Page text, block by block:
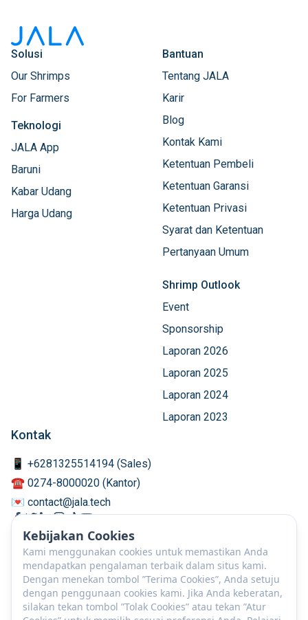
Kebijakan Cookies
Kami menggunakan cookies untuk memastikan Anda
mendapatkan pengalaman terbaik dalam situs kami.
Dengan menekan tombol ”Terima Cookies”, Anda setuju
dengan penggunaan cookies kami. Jika Anda keberatan,
silakan tekan tombol ”Tolak Cookies” atau tekan ”Atur
Solusi
Our Shrimps
For Farmers
Teknologi
JALA App
Baruni
Kabar Udang
Harga Udang
Bantuan
Tentang JALA
Karir
Blog
Kontak Kami
Ketentuan Pembeli
Ketentuan Garansi
Ketentuan Privasi
Syarat dan Ketentuan
Pertanyaan Umum
Shrimp Outlook
Event
Sponsorship
Laporan 2026
Laporan 2025
Laporan 2024
Laporan 2023
Kontak
📱 +6281325514194 (Sales)
☎️ 0274-8000020 (Kantor)
💌 contact@jala.tech